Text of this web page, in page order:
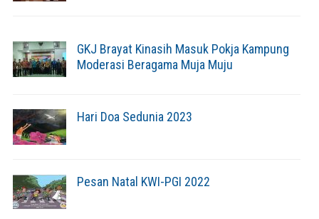
GKJ Brayat Kinasih Masuk Pokja Kampung
Moderasi Beragama Muja Muju
Hari Doa Sedunia 2023
Pesan Natal KWI-PGI 2022